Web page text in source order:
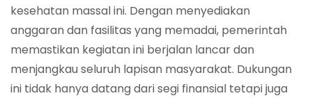
kesehatan massal ini. Dengan menyediakan
anggaran dan fasilitas yang memadai, pemerintah
memastikan kegiatan ini berjalan lancar dan
menjangkau seluruh lapisan masyarakat. Dukungan
ini tidak hanya datang dari segi finansial tetapi juga